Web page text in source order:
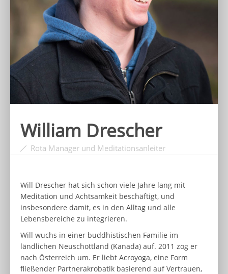
William Drescher
Rota Manager und Meditationsanleiter
Will Drescher hat sich schon viele Jahre lang mit
Meditation und Achtsamkeit beschäftigt, und
insbesondere damit, es in den Alltag und alle
Lebensbereiche zu integrieren.
Will wuchs in einer buddhistischen Familie im
ländlichen Neuschottland (Kanada) auf. 2011 zog er
nach Österreich um. Er liebt Acroyoga, eine Form
fließender Partnerakrobatik basierend auf Vertrauen,